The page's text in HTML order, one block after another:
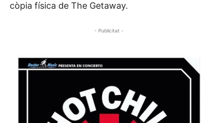
còpia física de The Getaway.
- Publicitat -